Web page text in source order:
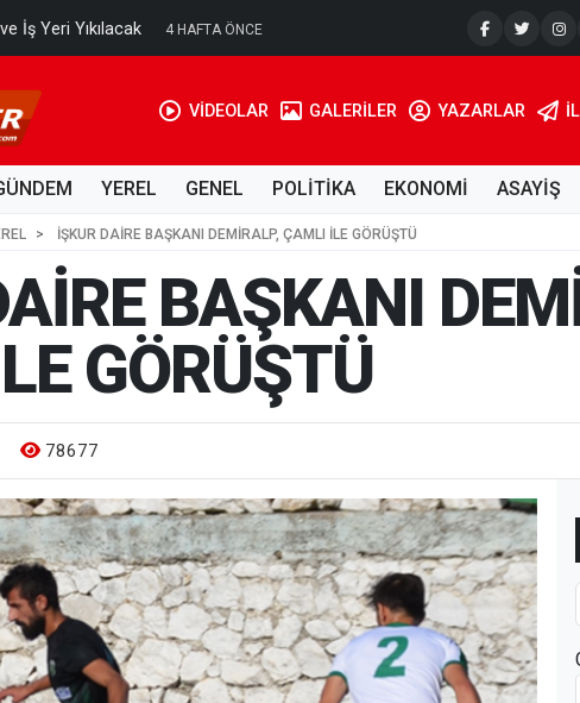
kaç gün oldu? İşte o karar! 3 AY ÖNCE
VİDEOLAR GALERİLER YAZARLAR
YEREL GENEL POLİTİKA EKONOMİ ASAYİŞ
İŞKUR DAİRE BAŞKANI DEMİRALP, ÇAMLI İLE GÖRÜŞTÜ
BAŞKANI
GÖRÜŞTÜ
78677